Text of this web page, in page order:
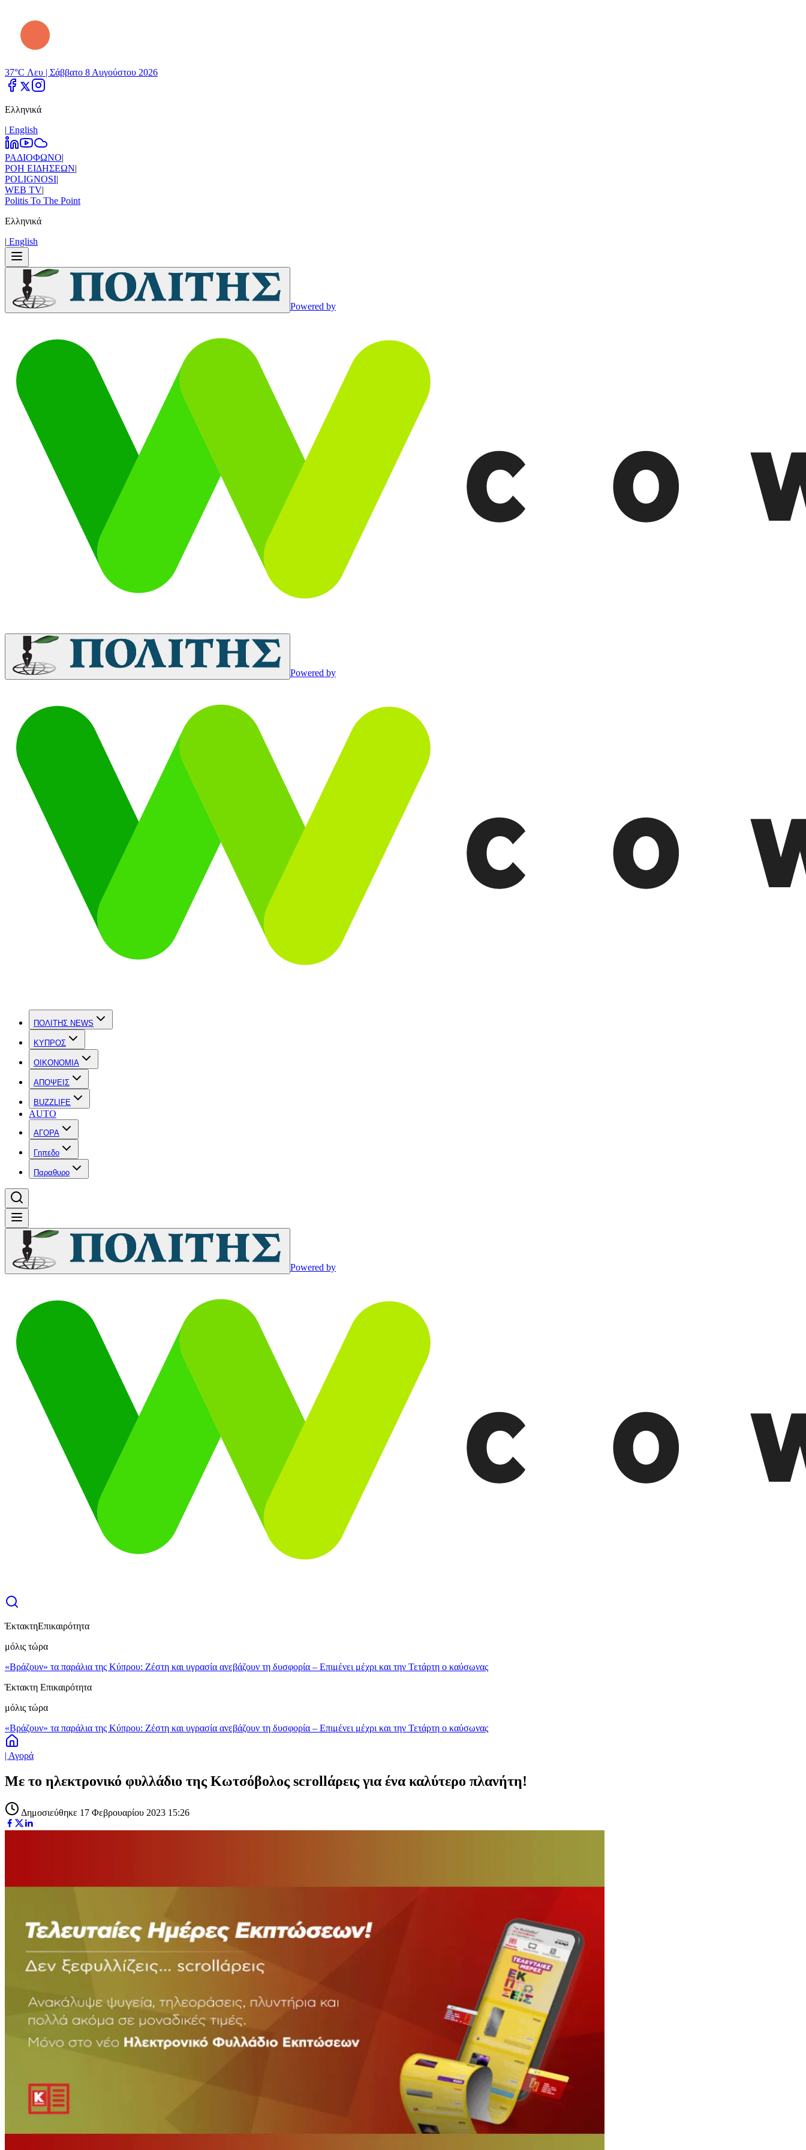
37°C Λευ | Σάββατο 8 Αυγούστου 2026
Ελληνικά
| Εnglish
ΡΑΔΙΟΦΩΝΟ|
ΡΟΗ ΕΙΔΗΣΕΩΝ|
POLIGNOSI|
WEB TV|
Politis To The Point
Ελληνικά
| Εnglish
Powered by
Powered by
ΠΟΛΙΤΗΣ NEWS
ΚΥΠΡΟΣ
OIKONOMIA
ΑΠΟΨΕΙΣ
BUZZLIFE
AUTO
ΑΓΟΡΑ
Γηπεδο
Παραθυρο
Powered by
ΈκτακτηΕπικαιρότητα
μόλις τώρα
«Βράζουν» τα παράλια της Κύπρου: Ζέστη και υγρασία ανεβάζουν τη δυσφορία – Επιμένει μέχρι και την Τετάρτη ο καύσωνας
Έκτακτη Επικαιρότητα
μόλις τώρα
«Βράζουν» τα παράλια της Κύπρου: Ζέστη και υγρασία ανεβάζουν τη δυσφορία – Επιμένει μέχρι και την Τετάρτη ο καύσωνας
| Αγορά
Με το ηλεκτρονικό φυλλάδιο της Κωτσόβολος scrollάρεις για ένα καλύτερο πλανήτη!
Δημοσιεύθηκε 17 Φεβρουαρίου 2023 15:26